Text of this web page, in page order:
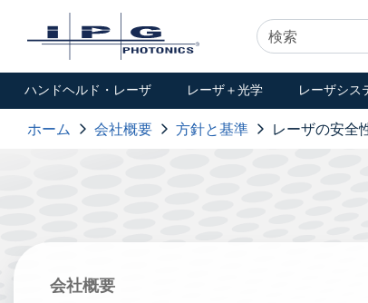
ハンドヘルド・レーザ レーザ＋光学 レーザシス
ホーム 会社概要 方針と基準 レーザの安全
会社概要